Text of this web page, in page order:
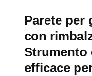
Parete per
con
Strumento
efficace